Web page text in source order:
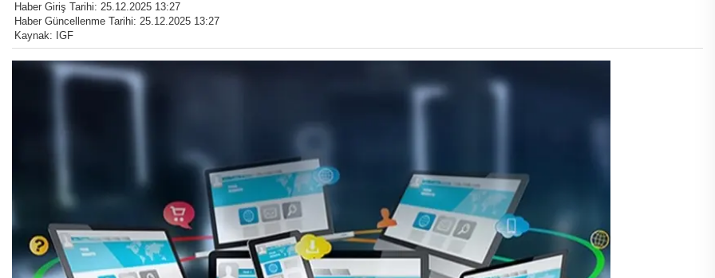
Haber Giriş Tarihi: 25.12.2025 13:27
Haber Güncellenme Tarihi: 25.12.2025 13:27
Kaynak: IGF